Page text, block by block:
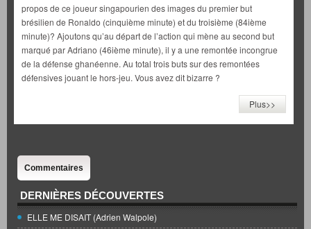
propos de ce joueur singapourien des images du premier but
brésilien de Ronaldo (cinquième minute) et du troisième (84ième
minute)? Ajoutons qu’au départ de l’action qui mène au second but
marqué par Adriano (46ième minute), il y a une remontée incongrue
de la défense ghanéenne. Au total trois buts sur des remontées
défensives jouant le hors-jeu. Vous avez dit bizarre ?
Plus>>
Commentaires
DERNIÈRES DÉCOUVERTES
ELLE ME DISAIT (Adrien Walpole)